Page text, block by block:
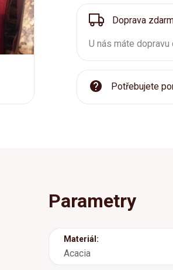
Doprava
U nás máte
Potřebujete
Parametry
Materiál:
Acacia